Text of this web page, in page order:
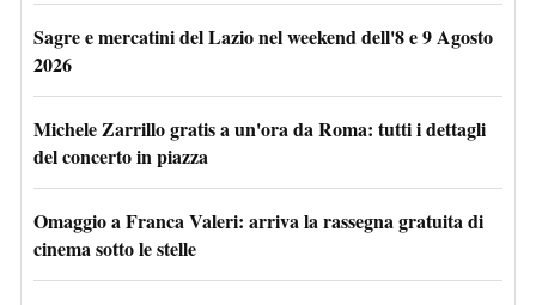
Sagre e mercatini del Lazio nel weekend dell'8 e 9 Agosto
2026
Michele Zarrillo gratis a un'ora da Roma: tutti i dettagli
del concerto in piazza
Omaggio a Franca Valeri: arriva la rassegna gratuita di
cinema sotto le stelle